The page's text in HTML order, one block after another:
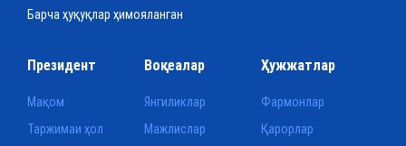
Барча ҳуқуқлар ҳимояланган
Президент
Мақом
Таржимаи ҳол
Воқеалар
Янгиликлар
Мажлислар
Ҳужжатлар
Фармонлар
Қарорлар